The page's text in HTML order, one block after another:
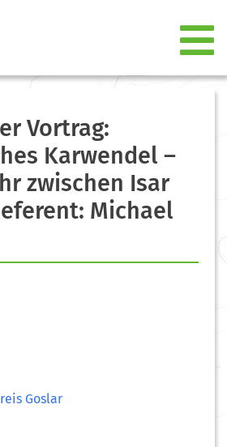
Vortrag:
Karwendel –
zwischen Isar
Michael
Goslar